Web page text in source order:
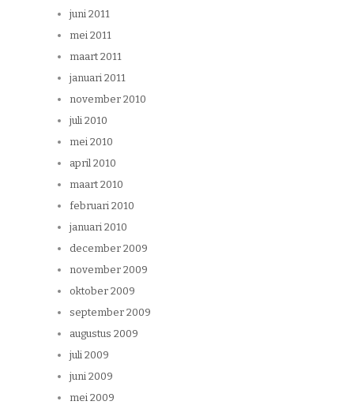
juni 2011
mei 2011
maart 2011
januari 2011
november 2010
juli 2010
mei 2010
april 2010
maart 2010
februari 2010
januari 2010
december 2009
november 2009
oktober 2009
september 2009
augustus 2009
juli 2009
juni 2009
mei 2009